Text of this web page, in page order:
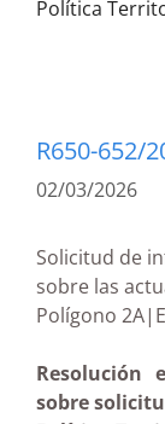
Política
R650-652/
02/03/2026
Solicitud de
sobre las
Polígono
Resolución
sobre